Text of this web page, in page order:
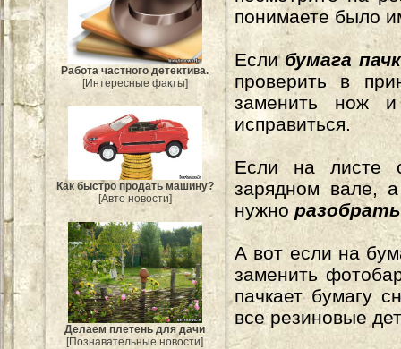
Работа частного детектива.
[Интересные факты]
Как быстро продать машину?
[Авто новости]
Делаем плетень для дачи
[Познавательные новости]
понимаете было
Еслибумага
проверить в
заменить нож
исправиться.
Если на листе
зарядном вале,
нужно
А вот если на
заменить
пачкает бумагу
все резиновые